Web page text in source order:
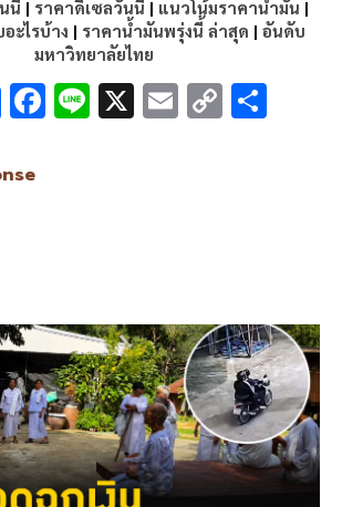
นี้ | ราคาดีเซลวันนี้ | แนวโน้มราคาน้ำมัน |
ะไรบ้าง | ราคาน้ำมันพรุ่งนี้ ล่าสุด | อันดับ
มหาวิทยาลัยไทย
F
k
Li X E C